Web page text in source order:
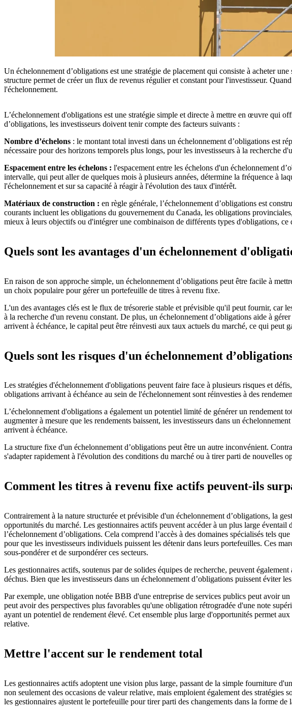
Un échelonnement d’obligations est une stratégie de placement qui consiste à acheter
structure permet de créer un flux de revenus régulier et constant pour l'investisseur.
l'échelonnement.
L’échelonnement d'obligations est une stratégie simple et directe à mettre en œuvre qui
d’obligations, les investisseurs doivent tenir compte des facteurs suivants :
Nombre d’échelons : le montant total investi dans un échelonnement d’obligations est
nécessaire pour des horizons temporels plus longs, pour les investisseurs à la
Espacement entre les échelons : l'espacement entre les échelons d'un échelonnement
intervalle, qui peut aller de quelques mois à plusieurs années, détermine la fréquence à
l'échelonnement et sur sa capacité à réagir à l'évolution des taux d'intérêt.
Matériaux de construction : en règle générale, l’échelonnement d’obligations est
courants incluent les obligations du gouvernement du Canada, les obligations
mieux à leurs objectifs ou d'intégrer une combinaison de différents types d'obligations,
Quels sont les avantages d'un échelonnement
En raison de son approche simple, un échelonnement d’obligations peut être facile à
un choix populaire pour gérer un portefeuille de titres à revenu fixe.
L'un des avantages clés est le flux de trésorerie stable et prévisible qu'il peut fournir, car
à la recherche d'un revenu constant. De plus, un échelonnement d’obligations aide à
arrivent à échéance, le capital peut être réinvesti aux taux actuels du marché, ce qui peut
Quels sont les risques d'un échelonnement
Les stratégies d'échelonnement d'obligations peuvent faire face à plusieurs risques et
obligations arrivant à échéance au sein de l'échelonnement sont réinvesties à des
L’échelonnement d'obligations a également un potentiel limité de générer un
augmenter à mesure que les rendements baissent, les investisseurs dans un
arrivent à échéance.
La structure fixe d'un échelonnement d’obligations peut être un autre inconvénient.
s'adapter rapidement à l'évolution des conditions du marché ou à tirer parti de nouvelles
Comment les titres à revenu fixe actifs peuvent-ils
Contrairement à la nature structurée et prévisible d'un échelonnement d’obligations, la
opportunités du marché. Les gestionnaires actifs peuvent accéder à un plus large
l’échelonnement d’obligations. Cela comprend l’accès à des domaines spécialisés tels
pour que les investisseurs individuels puissent les détenir dans leurs portefeuilles. Ces
sous-pondérer et de surpondérer ces secteurs.
Les gestionnaires actifs, soutenus par de solides équipes de recherche, peuvent
déchus. Bien que les investisseurs dans un échelonnement d’obligations puissent éviter
Par exemple, une obligation notée BBB d'une entreprise de services publics peut avoir
peut avoir des perspectives plus favorables qu'une obligation rétrogradée d'une note
ayant un potentiel de rendement élevé. Cet ensemble plus large d'opportunités permet
relative.
Mettre l'accent sur le rendement total
Les gestionnaires actifs adoptent une vision plus large, passant de la simple fourniture
non seulement des occasions de valeur relative, mais emploient également des
les gestionnaires ajustent le portefeuille pour tirer parti des changements dans la forme de